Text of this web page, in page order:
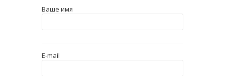
Ваше имя
E-mail